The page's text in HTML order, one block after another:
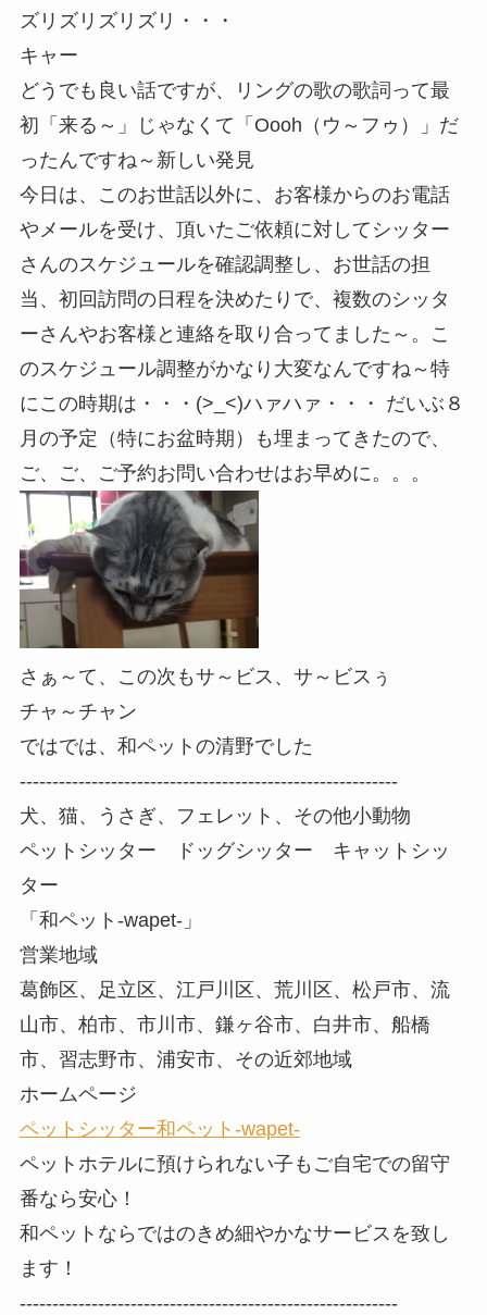
ズリズリズリズリ・・・
キャー
どうでも良い話ですが、リングの歌の歌詞って最
初「来る～」じゃなくて「Oooh（ウ～フゥ）」だ
ったんですね～新しい発見
今日は、このお世話以外に、お客様からのお電話
やメールを受け、頂いたご依頼に対してシッター
さんのスケジュールを確認調整し、お世話の担
当、初回訪問の日程を決めたりで、複数のシッタ
ーさんやお客様と連絡を取り合ってました～。こ
のスケジュール調整がかなり大変なんですね～特
にこの時期は・・・(>_<)ハァハァ・・・ だいぶ８
月の予定（特にお盆時期）も埋まってきたので、
ご、ご、ご予約お問い合わせはお早めに。。。
さぁ～て、この次もサ～ビス、サ～ビスぅ
チャ～チャン
ではでは、和ペットの清野でした
----------------------------------------------------------
犬、猫、うさぎ、フェレット、その他小動物
ペットシッター ドッグシッター キャットシッ
ター
「和ペット-wapet-」
営業地域
葛飾区、足立区、江戸川区、荒川区、松戸市、流
山市、柏市、市川市、鎌ヶ谷市、白井市、船橋
市、習志野市、浦安市、その近郊地域
ホームページ
ペットシッター和ペット-wapet-
ペットホテルに預けられない子もご自宅での留守
番なら安心！
和ペットならではのきめ細やかなサービスを致し
ます！
----------------------------------------------------------